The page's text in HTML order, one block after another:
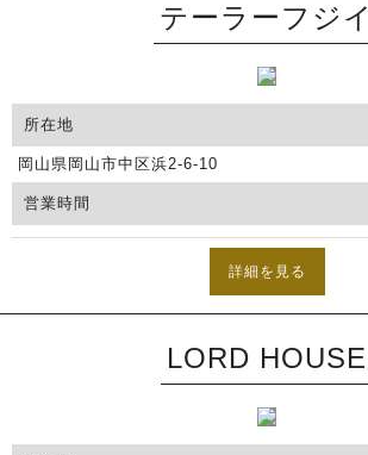
テーラーフジイ
所在地
岡山県岡山市中区浜2-6-10
営業時間
詳細を見る
LORD HOUSE